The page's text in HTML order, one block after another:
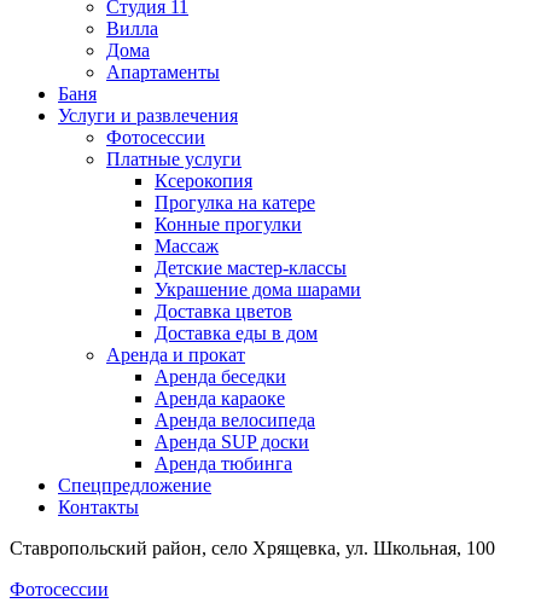
Студия 11
Вилла
Дома
Апартаменты
Баня
Услуги и развлечения
Фотосессии
Платные услуги
Ксерокопия
Прогулка на катере
Конные прогулки
Массаж
Детские мастер-классы
Украшение дома шарами
Доставка цветов
Доставка еды в дом
Аренда и прокат
Аренда беседки
Аренда караоке
Аренда велосипеда
Аренда SUP доски
Аренда тюбинга
Спецпредложение
Контакты
Ставропольский район, село Хрящевка, ул. Школьная, 100
Фотосессии